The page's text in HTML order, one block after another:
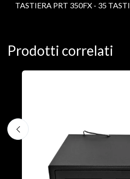
TASTIERA PRT 350FX - 35 TASTI
Prodotti correlati